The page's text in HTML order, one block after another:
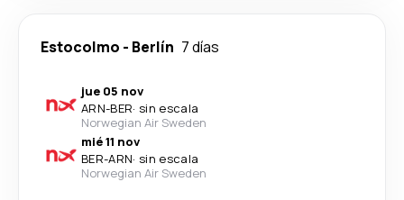
Estocolmo - Berlín 7 días
jue 05 nov
ARN-BER· sin escala
Norwegian Air Sweden
mié 11 nov
BER-ARN· sin escala
Norwegian Air Sweden